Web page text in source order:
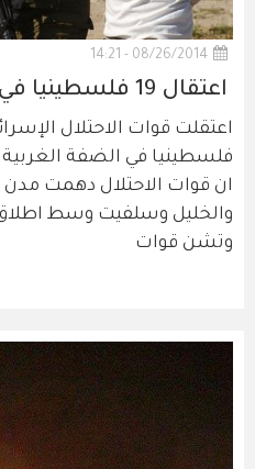
08/26/2014 - 14:21
اعتقال 19 فلسطينيا في الضفة الغربية
فلسطينيا في الضفة
ان قوات الاحتلال دهمت
والخليل وسلفيت وسط اطلاق
وتشن قوات